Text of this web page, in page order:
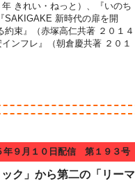
きれい・ねっと）、『いのち
SAKIGAKE 新時代の扉を開
束』（赤塚高仁共著 ２０１４
ンフレ』（朝倉慶共著 ２０１
年９月１０日配信 第１９３号
ク」から第二の「リーマ